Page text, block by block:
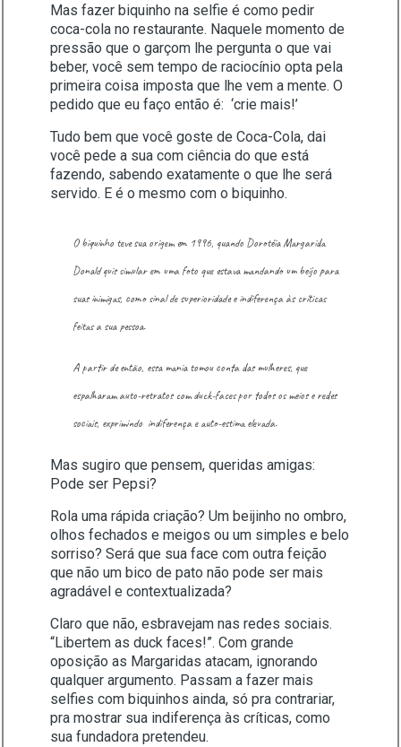
Mas fazer biquinho na selfie é como pedir
coca-cola no restaurante. Naquele momento de
pressão que o garçom lhe pergunta o que vai
beber, você sem tempo de raciocínio opta pela
primeira coisa imposta que lhe vem a mente. O
pedido que eu faço então é: ‘crie mais!’
Tudo bem que você goste de Coca-Cola, dai
você pede a sua com ciência do que está
fazendo, sabendo exatamente o que lhe será
servido. E é o mesmo com o biquinho.
O biquinho teve sua origem em 1996, quando Dorotéia Margarida
Donald quis simular em uma foto que estava mandando um beijo para
suas inimigas, como sinal de superioridade e indiferença às críticas
feitas a sua pessoa.
A partir de então, essa mania tomou conta das mulheres, que
espalharam auto-retratos com duck-faces por todos os meios e redes
sociais, exprimindo indiferença e auto-estima elevada.
Mas sugiro que pensem, queridas amigas:
Pode ser Pepsi?
Rola uma rápida criação? Um beijinho no ombro,
olhos fechados e meigos ou um simples e belo
sorriso? Será que sua face com outra feição
que não um bico de pato não pode ser mais
agradável e contextualizada?
Claro que não, esbravejam nas redes sociais.
“Libertem as duck faces!”. Com grande
oposição as Margaridas atacam, ignorando
qualquer argumento. Passam a fazer mais
selfies com biquinhos ainda, só pra contrariar,
pra mostrar sua indiferença às críticas, como
sua fundadora pretendeu.